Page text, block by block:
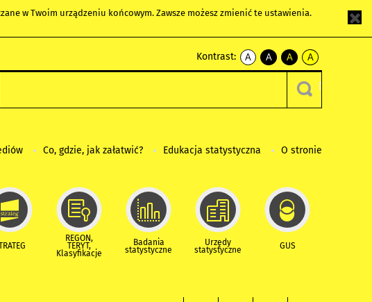
w Twoim urządzeniu końcowym. Zawsze możesz zmienić te ustawienia.
Kontrast:
A
kontrast
A
kontrast
czarnym
A
kontrast
żółty
tekst
czarnym
A
kontrast
czarny
tekst
żółtym
Co, gdzie, jak załatwić? Edukacja statystyczna O stronie
REGON,
TERYT,
Klasyfikacje
Badania
statystyczne
Urzędy
statystyczne GUS